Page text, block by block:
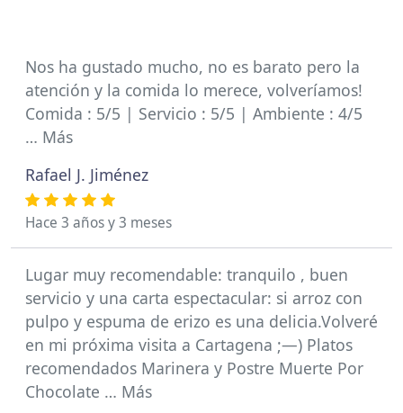
Nos ha gustado mucho, no es barato pero la
atención y la comida lo merece, volveríamos!
Comida : 5/5 | Servicio : 5/5 | Ambiente : 4/5
… Más
Rafael J. Jiménez
Hace 3 años y 3 meses
Lugar muy recomendable: tranquilo , buen
servicio y una carta espectacular: si arroz con
pulpo y espuma de erizo es una delicia.Volveré
en mi próxima visita a Cartagena ;—) Platos
recomendados Marinera y Postre Muerte Por
Chocolate … Más